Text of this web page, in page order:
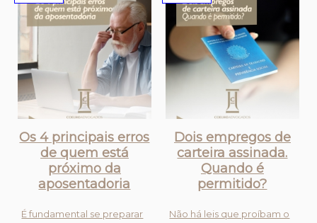
ao adicional noturno e
ainda há regras especiais
para a contagem da
jornada? ?? A hora noturna
é reduzida: Cad...
recebimento do produto
por desistência ou
arrependimento.Além
disso, em caso de defeito,
o consumidor...
Os 4 principais erros
de quem está
próximo da
aposentadoria
É fundamental se preparar
Dois empregos de
carteira assinada.
Quando é
permitido?
Não há leis que proíbam o